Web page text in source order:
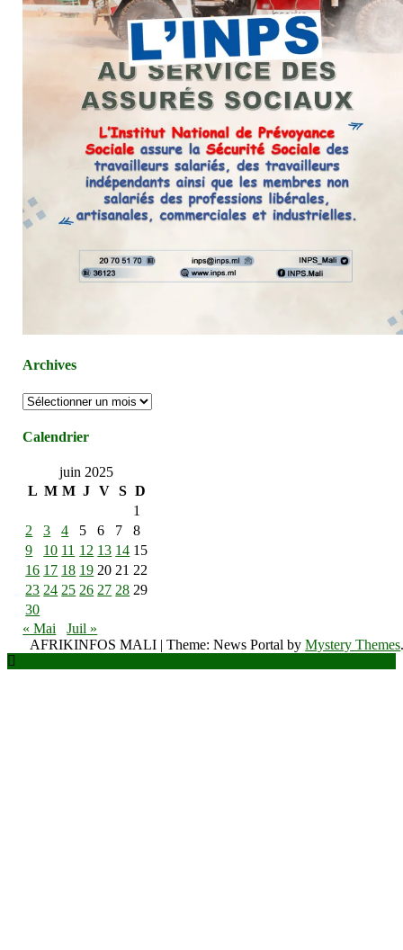
Archives
Archives
Calendrier
juin 2025
L M M J V S D
1
2
3 4 5 6 7
8
9
10 11 12 13 14 15
16 17 18 19 20 21 22
23 24 25 26 27 28 29
30
« Mai
Juil »
AFRIKINFOS MALI |Theme: News Portal byMystery Themes